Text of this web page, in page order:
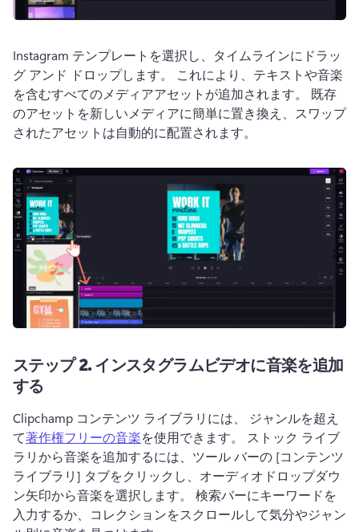
Instagram テンプレートを選択し、タイムラインにドラッ
グ アンド ドロップします。 これにより、テキストや音楽
を含むすべてのメディアアセットが追加されます。 既存
のアセットを新しいメディアに簡単に置き換え、スワップ
されたアセットは自動的に配置されます。
ステップ 2.インスタグラムビデオに音楽を追加
する
Clipchamp コンテンツ ライブラリには、 ジャンルを超え
て著作権フリーの音楽を使用できます。 ストック ライブ
ラリから音楽を追加するには、ツール バーの [コンテンツ
ライブラリ] タブをクリックし、オーディオドロップダウ
ン矢印から音楽を選択します。
検索バーにキーワードを
入力するか、コレクションをスクロールして気分やジャン